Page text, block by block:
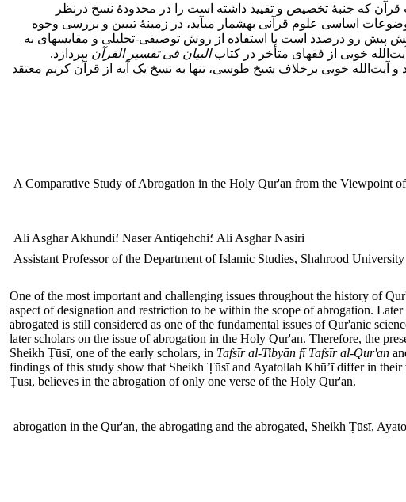
که جنبۀ تخصیص و تقیید داشته است را در محدودۀ نسخ درنظر
گرفته‌اند. متأخرین با تعریفی نو، رویکردی ویژه‌ نسبت به این موضوع داشته‌اند. اگرچه همچنان بحث ناسخ و منسوخ از جملۀ موضوعات اساسی علوم قرآنی به‎شمار می‎آید، در زمینۀ تبیین و بررسی وجوه
پیش رو درصدد است با استفاده از روش توصیفی-تحلیلی و مقایسهای به
خویی از فقهای متأخر در کتابالبیان فی تفسیر القرآن بپردازد.
خویی برخلاف شیخ طوسی، تنها به نسخ یک آیه از قرآن کریم معتقد
A Comparative Study of Abrogation in the Holy Qur'an from the Viewpoint
Ali Asghar Akhundi؛ Naser Antiqehchi؛ Ali Asghar Nasiri
Assistant Professor of the Department of Islamic Studies, Shahrood
One of the most important and challenging issues throughout the history of
aspect of designation and restriction to be within the scope of abrogation.
abrogated is still considered as one of the fundamental issues of Qur'anic
later scholars on the issue of abrogation in the Holy Qur'an. Therefore, the
Sheikh Ṭūsī, one of the early scholars, in Tafsīr al-Tibyān fīTafsīr al-Qur'an
findings of this study show that Sheikh Ṭūsī and Ayatollah Khū’ī differ in
Ṭūsī, believes in the abrogation of only one verse of the Holy Qur'an.
abrogation in the Qur'an, the abrogating and the abrogated, Sheikh Ṭūsī,